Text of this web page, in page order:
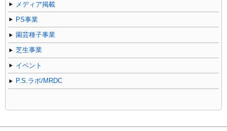
メディア掲載
PS事業
園芸種子事業
芝生事業
イベント
P.S.ラボ/MRDC